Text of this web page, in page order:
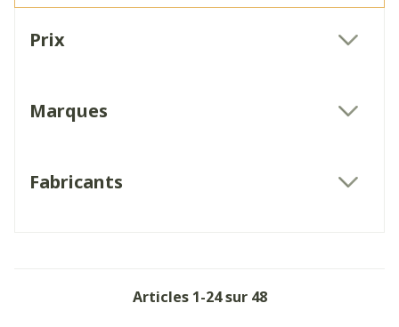
Prix
Marques
Fabricants
Articles 1-24sur 48